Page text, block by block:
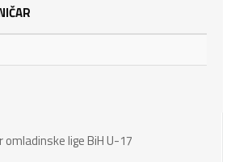
lige BiH U-17